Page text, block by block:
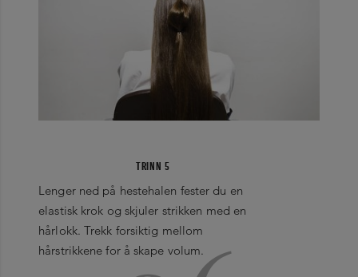
TRINN 5
Lenger ned på hestehalen fester du en
elastisk krok og skjuler strikken med en
hårlokk. Trekk forsiktig mellom
hårstrikkene for å skape volum.